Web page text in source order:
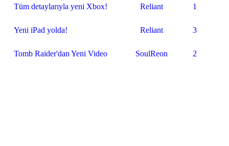
Tüm detaylarıyla yeni Xbox! Reliant 1
Yeni iPad yolda! Reliant 3
Tomb Raider'dan Yeni Video SoulReon 2